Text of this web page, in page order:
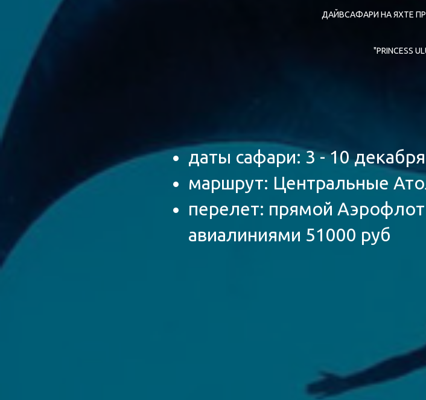
ДАЙВСАФАРИ НА ЯХТЕ
"PRINCESS
даты сафари: 3 - 10
маршрут: Центральные
перелет: прямой
авиалиниями 51000 руб